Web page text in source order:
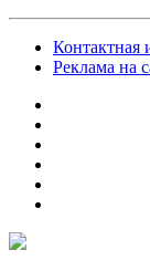
Контактная
Реклама на